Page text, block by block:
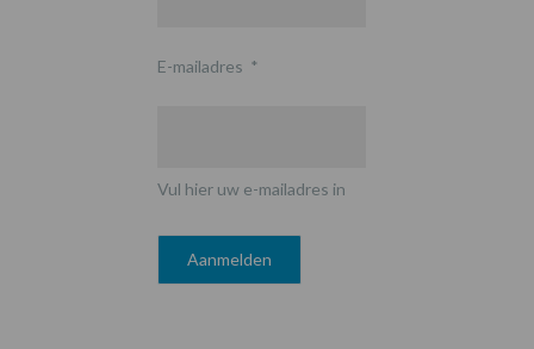
E-mailadres *
Vul hier uw e-mailadres in